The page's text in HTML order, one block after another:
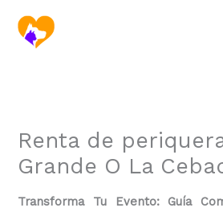
contenido
Renta de
Grande O La
Transforma Tu Evento: Guía